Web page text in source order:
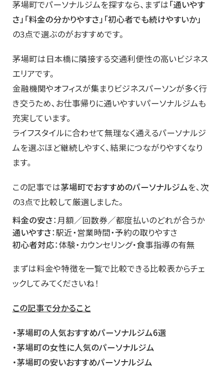
茅場町でパーソナルジムを探すなら、まずは「通いやす
さ」「料金の分かりやすさ」「初心者でも続けやすいか」
の3点で選ぶのがおすすめです。
茅場町は日本橋に隣接する交通利便性の高いビジネス
エリアです。
金融機関やオフィスが集まりビジネスパーソンが多く行
き交うため、お仕事帰りに通いやすいパーソナルジムも
充実しています。
ライフスタイルに合わせて無理なく通えるパーソナルジ
ムを選ぶほど継続しやすく、結果につながりやすくなり
ます。
この記事では茅場町でおすすめのパーソナルジムを、次
の3点で比較して厳選しました。
料金の安さ：月額／回数券／都度払いのどれが合うか
通いやすさ：駅近・営業時間・予約の取りやすさ
初心者対応：体験・カウンセリング・食事指導の有無
まずは料金や特徴を一覧で比較できる比較表からチェ
ックしてみてくださいね！
この記事で分かること
・茅場町の人気おすすめパーソナルジム6選
・茅場町の女性に人気のパーソナルジム
・茅場町の安いおすすめパーソナルジム